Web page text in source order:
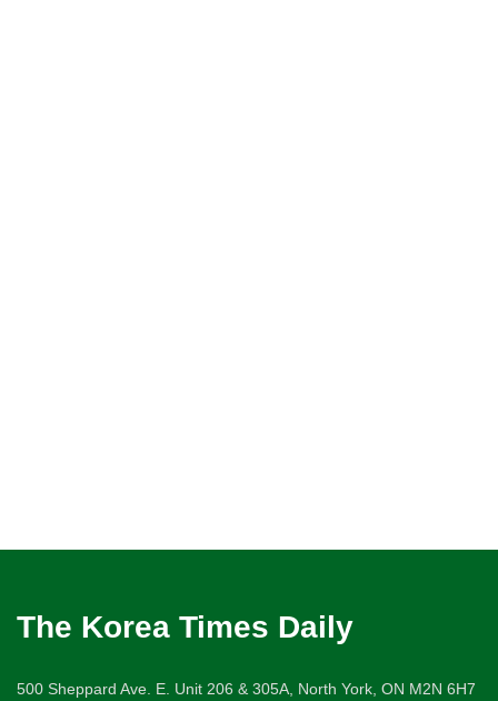
The Korea Times Daily
500 Sheppard Ave. E. Unit 206 & 305A, North York, ON M2N 6H7